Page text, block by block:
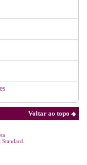
Voltar ao topo
Standard